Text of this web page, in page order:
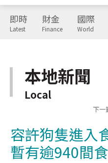
即時
Latest
財金
Finance
國際
World
本地新聞
Local
下一
容許狗隻進入
暫有逾940間